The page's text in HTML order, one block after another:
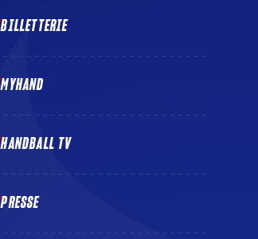
BILLETTERIE
MYHAND
HANDBALL TV
PRESSE